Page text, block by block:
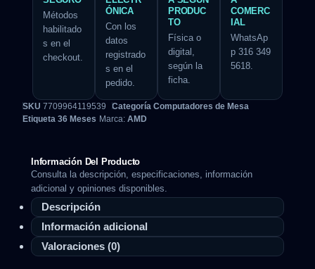
Métodos
habilitado
s en el
checkout.
ÓNICA
Con los
datos
registrado
s en el
pedido.
PRODUC
TO
Física o
digital,
según la
ficha.
COMERC
IAL
WhatsAp
p 316 349
5618.
SKU 7709964119539 Categoría Computadores de Mesa
Etiqueta 36 Meses Marca: AMD
Información Del Producto
Consulta la descripción, especificaciones, información
adicional y opiniones disponibles.
Descripción
Información adicional
Valoraciones (0)